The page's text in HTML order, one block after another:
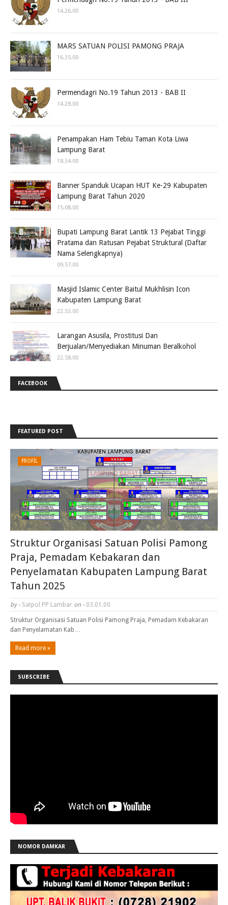
14.26.00
MARS SATUAN POLISI PAMONG PRAJA
16.35.00
Permendagri No.19 Tahun 2013 - BAB II
14.28.00
Penampakan Ham Tebiu Taman Kota Liwa
Lampung Barat
18.34.00
Banner Spanduk Ucapan HUT Ke-29 Kabupaten
Lampung Barat Tahun 2020
15.08.00
Bupati Lampung Barat Lantik 13 Pejabat Tinggi
Pratama dan Ratusan Pejabat Struktural (Daftar
Nama Selengkapnya)
09.57.00
Masjid Islamic Center Baitul Mukhlisin Icon
Kabupaten Lampung Barat
22.53.00
Larangan Asusila, Prostitusi Dan
Berjualan/Menyediakan Minuman Beralkohol
22.58.00
FACEBOOK
FEATURED POST
PROFIL
Struktur Organisasi Satuan Polisi Pamong
Praja, Pemadam Kebakaran dan
Penyelamatan Kabupaten Lampung Barat
Tahun 2025
by - Satpol PP Lambar on - 03.01.00
Struktur Organisasi Satuan Polisi Pamong Praja, Pemadam Kebakaran
dan Penyelamatan Kab…
Read more »
SUBSCRIBE
NOMOR DAMKAR